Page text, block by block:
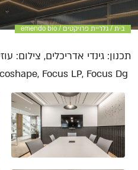
בית / גלריית פרויקטים /
emendo bio
תכנון: גינדי אדריכלים, צילום: